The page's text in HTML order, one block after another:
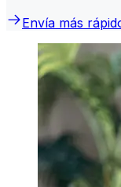
Envía más